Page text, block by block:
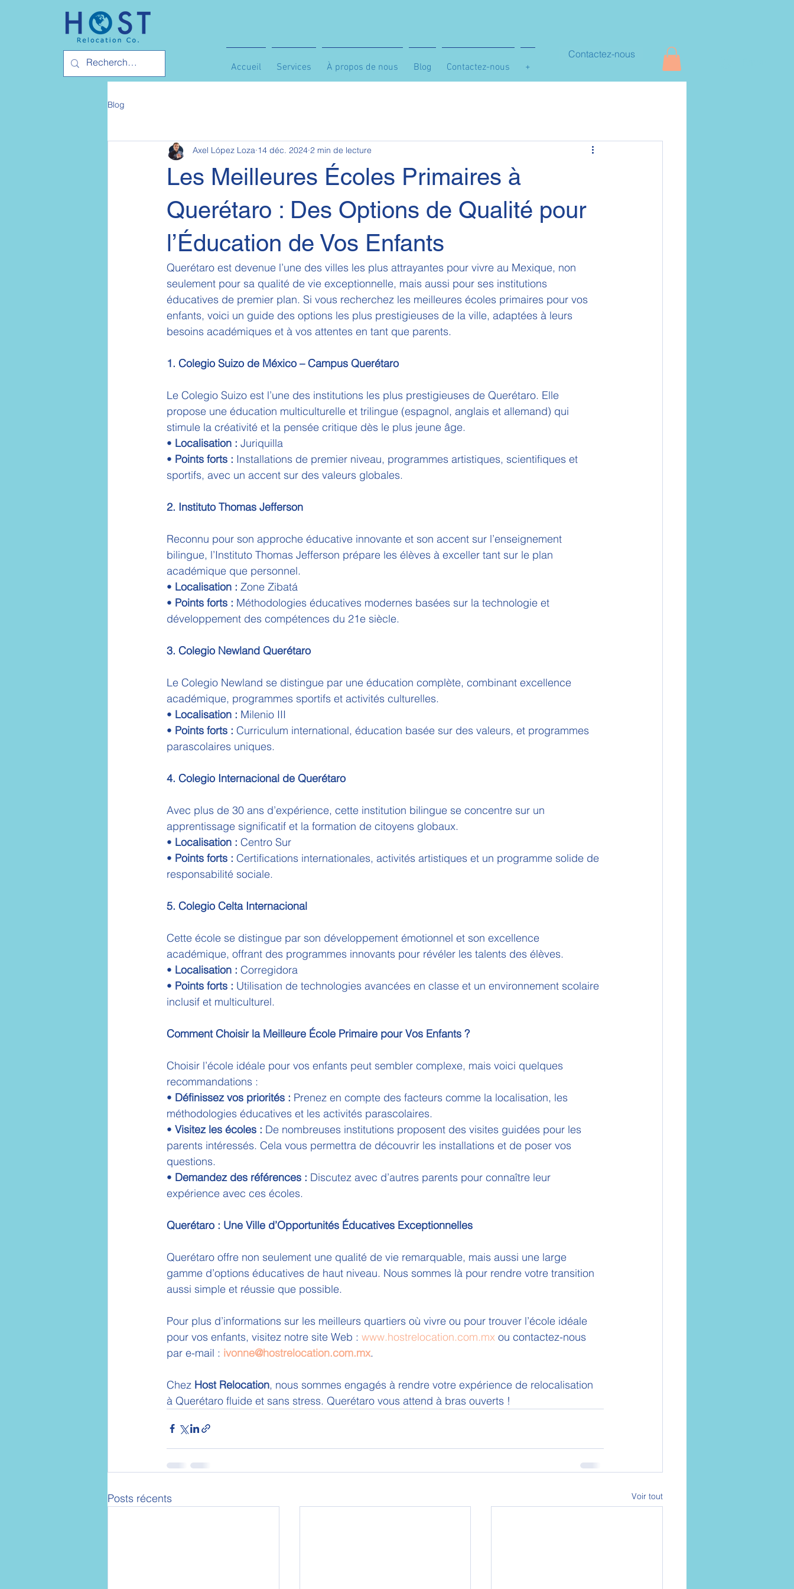
Accueil Services À propos de nous Blog Contactez-nous +
Contactez-nous
Blog
Les Meilleures Écoles Primaires à
Querétaro : Des Options de Qualité pour
l’Éducation de Vos Enfants
Axel López Loza 14 déc. 2024 2 min de lecture
Querétaro est devenue l’une des villes les plus attrayantes pour vivre au Mexique, non
seulement pour sa qualité de vie exceptionnelle, mais aussi pour ses institutions
éducatives de premier plan. Si vous recherchez les meilleures écoles primaires pour vos
enfants, voici un guide des options les plus prestigieuses de la ville, adaptées à leurs
besoins académiques et à vos attentes en tant que parents.
1. Colegio Suizo de México – Campus Querétaro
Le Colegio Suizo est l’une des institutions les plus prestigieuses de Querétaro. Elle
propose une éducation multiculturelle et trilingue (espagnol, anglais et allemand) qui
stimule la créativité et la pensée critique dès le plus jeune âge.
• Localisation : Juriquilla
• Points forts : Installations de premier niveau, programmes artistiques, scientifiques et
sportifs, avec un accent sur des valeurs globales.
2. Instituto Thomas Jefferson
Reconnu pour son approche éducative innovante et son accent sur l’enseignement
bilingue, l’Instituto Thomas Jefferson prépare les élèves à exceller tant sur le plan
académique que personnel.
• Localisation : Zone Zibatá
• Points forts : Méthodologies éducatives modernes basées sur la technologie et
développement des compétences du 21e siècle.
3. Colegio Newland Querétaro
Le Colegio Newland se distingue par une éducation complète, combinant excellence
académique, programmes sportifs et activités culturelles.
• Localisation : Milenio III
• Points forts : Curriculum international, éducation basée sur des valeurs, et programmes
parascolaires uniques.
4. Colegio Internacional de Querétaro
Avec plus de 30 ans d’expérience, cette institution bilingue se concentre sur un
apprentissage significatif et la formation de citoyens globaux.
• Localisation : Centro Sur
• Points forts : Certifications internationales, activités artistiques et un programme solide de
responsabilité sociale.
5. Colegio Celta Internacional
Cette école se distingue par son développement émotionnel et son excellence
académique, offrant des programmes innovants pour révéler les talents des élèves.
• Localisation : Corregidora
• Points forts : Utilisation de technologies avancées en classe et un environnement scolaire
inclusif et multiculturel.
Comment Choisir la Meilleure École Primaire pour Vos Enfants ?
Choisir l’école idéale pour vos enfants peut sembler complexe, mais voici quelques
recommandations :
• Définissez vos priorités : Prenez en compte des facteurs comme la localisation, les
méthodologies éducatives et les activités parascolaires.
• Visitez les écoles : De nombreuses institutions proposent des visites guidées pour les
parents intéressés. Cela vous permettra de découvrir les installations et de poser vos
questions.
• Demandez des références : Discutez avec d’autres parents pour connaître leur
expérience avec ces écoles.
Querétaro : Une Ville d’Opportunités Éducatives Exceptionnelles
Querétaro offre non seulement une qualité de vie remarquable, mais aussi une large
gamme d’options éducatives de haut niveau. Nous sommes là pour rendre votre transition
aussi simple et réussie que possible.
Pour plus d’informations sur les meilleurs quartiers où vivre ou pour trouver l’école idéale
pour vos enfants, visitez notre site Web : www.hostrelocation.com.mx ou contactez-nous
par e-mail : ivonne@hostrelocation.com.mx.
Chez Host Relocation, nous sommes engagés à rendre votre expérience de relocalisation
à Querétaro fluide et sans stress. Querétaro vous attend à bras ouverts !
Posts récents Voir tout